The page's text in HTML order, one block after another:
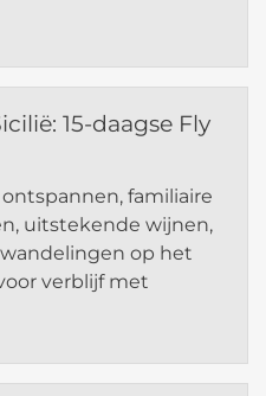
15-daagse Fly
familiaire
uitstekende wijnen,
op het
verblijf met